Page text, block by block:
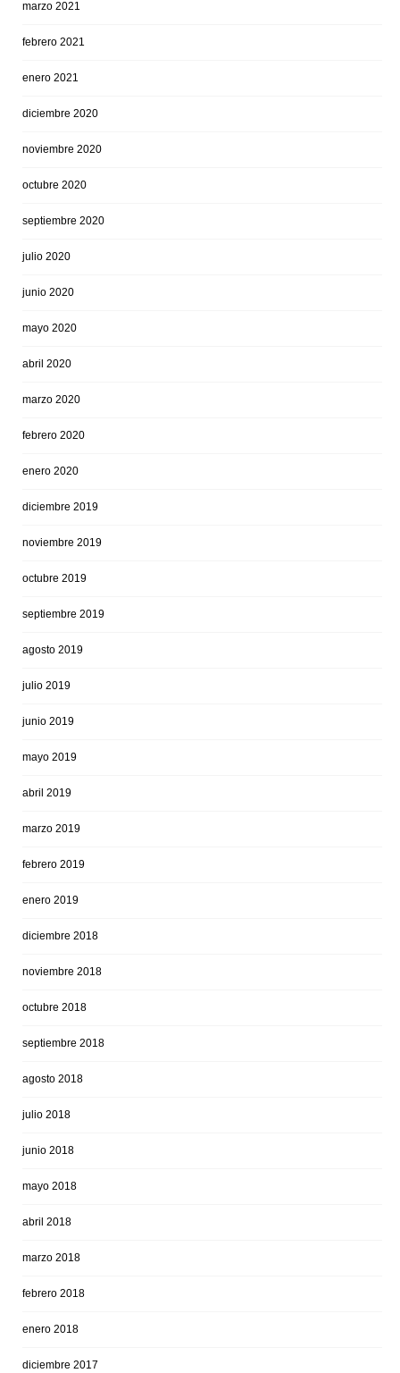
marzo 2021
febrero 2021
enero 2021
diciembre 2020
noviembre 2020
octubre 2020
septiembre 2020
julio 2020
junio 2020
mayo 2020
abril 2020
marzo 2020
febrero 2020
enero 2020
diciembre 2019
noviembre 2019
octubre 2019
septiembre 2019
agosto 2019
julio 2019
junio 2019
mayo 2019
abril 2019
marzo 2019
febrero 2019
enero 2019
diciembre 2018
noviembre 2018
octubre 2018
septiembre 2018
agosto 2018
julio 2018
junio 2018
mayo 2018
abril 2018
marzo 2018
febrero 2018
enero 2018
diciembre 2017